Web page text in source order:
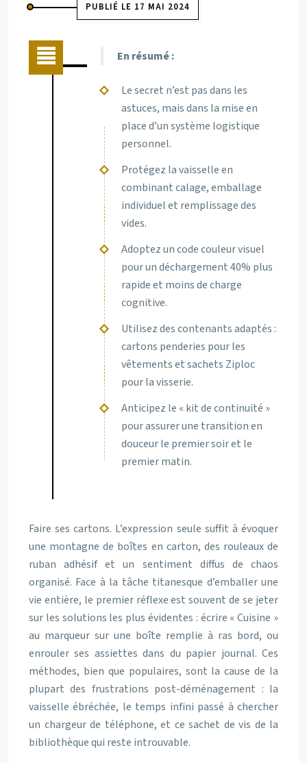
PUBLIÉ LE 17 MAI 2024
En résumé :
Le secret n’est pas dans les
astuces, mais dans la mise en
place d’un système logistique
personnel.
Protégez la vaisselle en
combinant calage, emballage
individuel et remplissage des
vides.
Adoptez un code couleur visuel
pour un déchargement 40% plus
rapide et moins de charge
cognitive.
Utilisez des contenants adaptés :
cartons penderies pour les
vêtements et sachets Ziploc
pour la visserie.
Anticipez le « kit de continuité »
pour assurer une transition en
douceur le premier soir et le
premier matin.
Faire ses cartons. L’expression seule suffit à évoquer
une montagne de boîtes en carton, des rouleaux de
ruban adhésif et un sentiment diffus de chaos
organisé. Face à la tâche titanesque d’emballer une
vie entière, le premier réflexe est souvent de se jeter
sur les solutions les plus évidentes : écrire « Cuisine »
au marqueur sur une boîte remplie à ras bord, ou
enrouler ses assiettes dans du papier journal. Ces
méthodes, bien que populaires, sont la cause de la
plupart des frustrations post-déménagement : la
vaisselle ébréchée, le temps infini passé à chercher
un chargeur de téléphone, et ce sachet de vis de la
bibliothèque qui reste introuvable.